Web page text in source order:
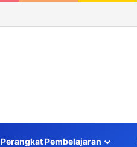
Perangkat Pembelajaran